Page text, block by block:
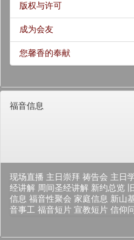
版权与许可
成为会友
您馨香的奉献
福音信息
现场直播 主日崇拜 祷告会 主日
经讲解 周间圣经讲解 新约总览
信息 福音性聚会 家庭信息 新山
音事工 福音短片 宣教短片 信仰